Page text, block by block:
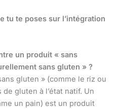
tu te poses sur l’intégration
un produit « sans
sans gluten » ?
gluten » (comme le riz ou
gluten à l’état natif. Un
un pain) est un produit